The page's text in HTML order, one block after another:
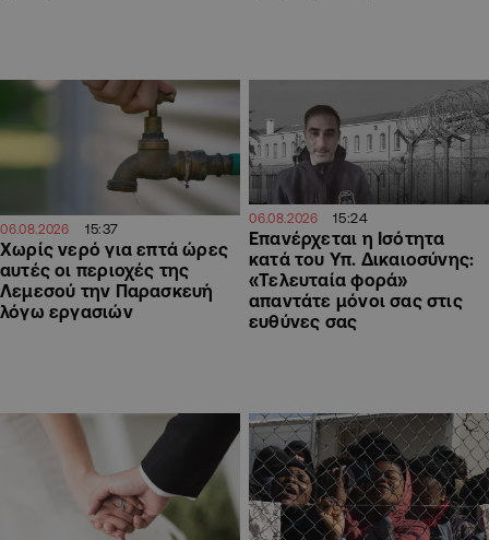
06.08.2026 15:37
Χωρίς νερό για επτά ώρες
αυτές οι περιοχές της
Λεμεσού την Παρασκευή
λόγω εργασιών
06.08.2026 15:24
Επανέρχεται η Ισότητα
κατά του Υπ. Δικαιοσύνης:
«Τελευταία φορά»
απαντάτε μόνοι σας στις
ευθύνες σας